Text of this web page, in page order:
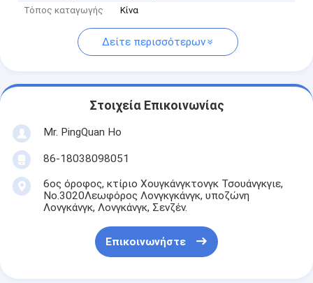
Τόπος καταγωγής
Κίνα
Δείτε περισσότερων
Στοιχεία Επικοινωνίας
Mr. PingQuan Ho
86-18038098051
6ος όροφος, κτίριο Χουγκάνγκτονγκ Τσουάνγκγιε,
Νο.3020Λεωφόρος Λονγκγκάνγκ, υποζώνη
Λονγκάνγκ, Λονγκάνγκ, Σενζέν.
Επικοινωνήστε